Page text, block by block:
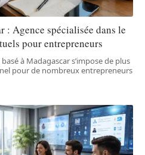
: Agence spécialisée dans le
pour entrepreneurs
à Madagascar s’impose de plus
pour de nombreux entrepreneurs